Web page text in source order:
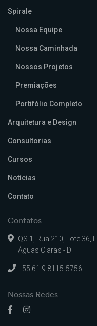
Spirale
Nossa Equipe
Nossa Caminhada
Nossos Projetos
Premiações
Portifólio Completo
Arquitetura e Design
Consultorias
Cursos
Notícias
Contato
Contatos
QS 1, Rua 210, Lote 36,
Águas Claras - DF
+55 61 9.8115-5756
Nossas Redes